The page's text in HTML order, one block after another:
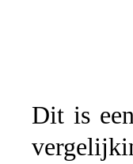
Dit is